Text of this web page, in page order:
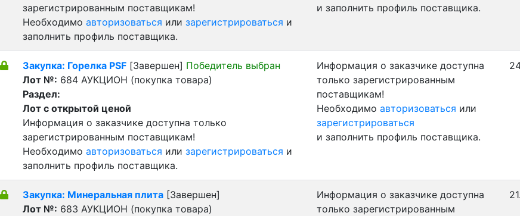
зарегистрированным поставщикам!
Необходимо авторизоваться или зарегистрироваться и
заполнить профиль поставщика.
и заполнить профиль поставщика.
Закупка: Горелка PSF [Завершен] Победитель выбран
Лот №: 684 АУКЦИОН (покупка товара)
Раздел:
Лот с открытой ценой
Информация о заказчике доступна только
зарегистрированным поставщикам!
Необходимо авторизоваться или зарегистрироваться и
заполнить профиль поставщика.
Информация о заказчике доступна
только зарегистрированным
поставщикам!
Необходимо авторизоваться или
зарегистрироваться
и заполнить профиль поставщика.
Закупка: Минеральная плита [Завершен]
Лот №: 683 АУКЦИОН (покупка товара)
Информация о заказчике доступна
только зарегистрированным